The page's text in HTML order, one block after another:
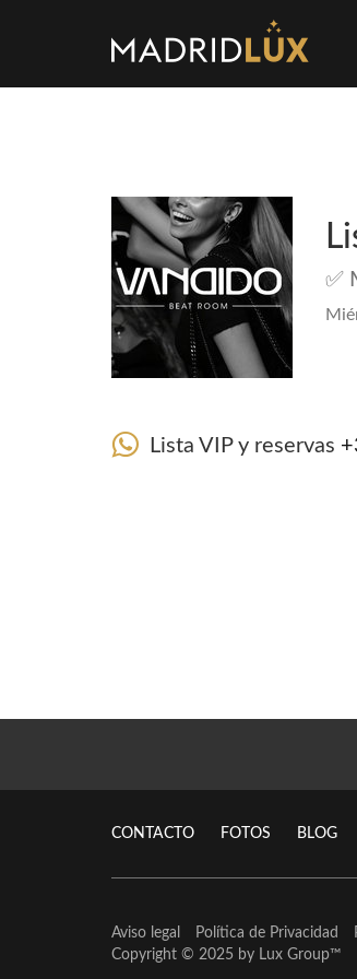
✅
Lista VIP y reservas
CONTACTO FOTOS BLOG
Aviso legal Política de Privacidad
Copyright © 2025 by Lux Group™